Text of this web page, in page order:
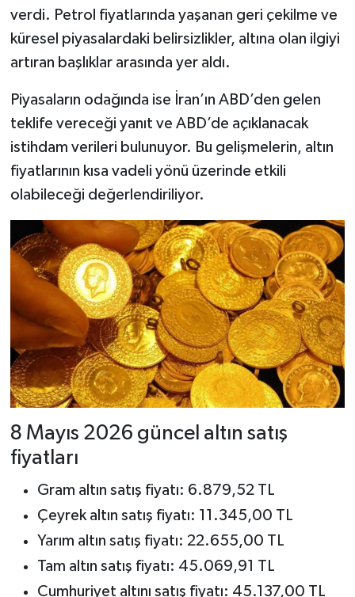
verdi. Petrol fiyatlarında yaşanan geri çekilme ve
küresel piyasalardaki belirsizlikler, altına olan ilgiyi
artıran başlıklar arasında yer aldı.
Piyasaların odağında ise İran’ın ABD’den gelen
teklife vereceği yanıt ve ABD’de açıklanacak
istihdam verileri bulunuyor. Bu gelişmelerin, altın
fiyatlarının kısa vadeli yönü üzerinde etkili
olabileceği değerlendiriliyor.
8 Mayıs 2026 güncel altın satış
fiyatları
Gram altın satış fiyatı: 6.879,52 TL
Çeyrek altın satış fiyatı: 11.345,00 TL
Yarım altın satış fiyatı: 22.655,00 TL
Tam altın satış fiyatı: 45.069,91 TL
Cumhuriyet altını satış fiyatı: 45.137,00 TL
Ulusal Haberler
Teknoloji Haberleri
Siyaset Haberleri
Dünya Haberleri
Yerel Haberler
Haber Arşivi